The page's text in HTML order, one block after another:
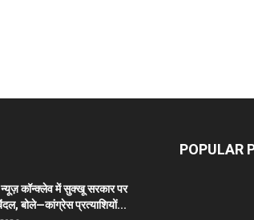
न्यूज़ कॉन्क्लेव में सुक्खू सरकार पर
बोले—कांग्रेस प्रत्याशियों...
POPULAR